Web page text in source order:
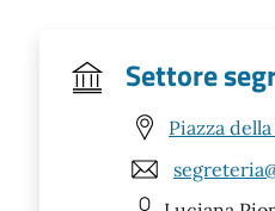
Settore
Piazza